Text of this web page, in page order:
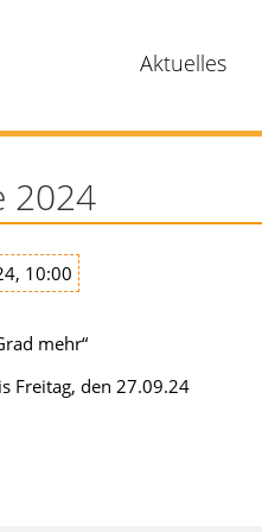
Aktuelles
2024
10:00
mehr“
Freitag, den 27.09.24